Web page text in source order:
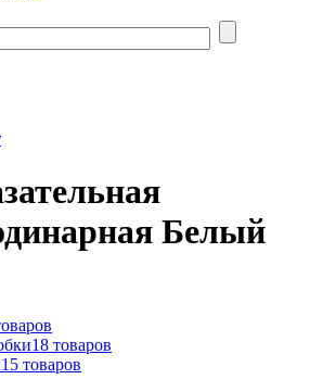
Белый
18 товаров
15 товаров